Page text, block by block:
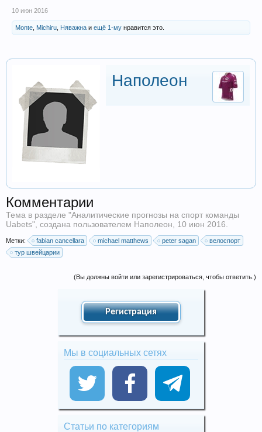
10 июн 2016
Monte Michiru Няважна и ещё 1-му нравится это.
Наполеон
Комментарии
Тема в разделе "Аналитические прогнозы на спорт команды
Uabets", создана пользователем Наполеон, 10 июн 2016.
Метки: fabian cancellara michael matthews peter sagan
велоспорт
тур швейцарии
(Вы должны войти или зарегистрироваться, чтобы ответить.)
Регистрация
Мы в социальных сетях
Статьи по категориям